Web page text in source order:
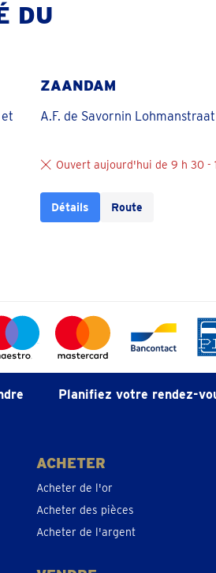
DU
ZAANDAM
A.F. de Savornin Lohmanstraat
Ouvert aujourd'hui de 9 h 30 -
Détails Route
Planifiez votre rendez-
ACHETER
Acheter de l'or
Acheter des pièces
Acheter de l'argent